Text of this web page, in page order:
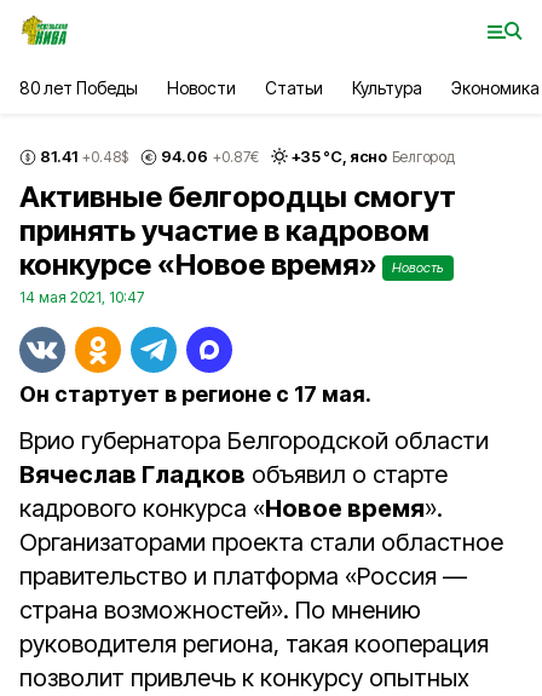
80 лет Победы Новости Статьи Культура Экономика
81.41 +0.48$ 94.06 +0.87€ +35°С, ясно Белгород
Активные белгородцы смогут
принять участие в кадровом
конкурсе «Новое время»
Новость
14 мая 2021, 10:47
Он стартует в регионе с 17 мая.
Врио губернатора Белгородской области
Вячеслав Гладков объявил о старте
кадрового конкурса «Новое время».
Организаторами проекта стали областное
правительство и платформа «Россия —
страна возможностей». По мнению
руководителя региона, такая кооперация
позволит привлечь к конкурсу опытных